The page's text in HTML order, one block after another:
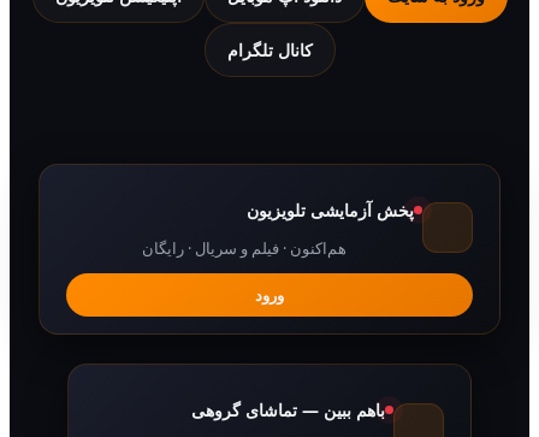
کانال تلگرام
پخش آزمایشی تلویزیون
هم‌اکنون · فیلم و سریال · رایگان
باهم ببین — تماشای گروهی